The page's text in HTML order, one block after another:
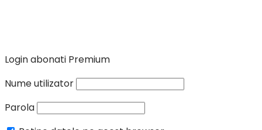
Login abonati Premium
Nume utilizator
Parola